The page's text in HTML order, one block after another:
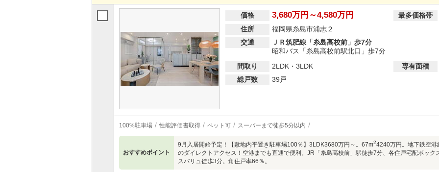
価格 3,680万円～4,580万円
最多価格帯
住所
福岡県糸島市浦志２
交通
ＪＲ筑肥線「糸島高校前」歩7分
昭和バス「糸島高校前駅北口」歩7分
間取り
2LDK・3LDK
専有面積
総戸数
39戸
100%駐車場 性能評価書取得 ペット可 スーパーまで徒歩5分以内
おすすめポイント
9月入居開始予定！【敷地内平置き駐車場100％】3LDK3680万円～。67m24240万円。地下鉄空
のダイレクトアクセス！空港までも直通で便利。JR「糸島高校前」駅徒歩7分、各住戸宅配ボッ
スバリュ徒歩3分。角住戸率66％。